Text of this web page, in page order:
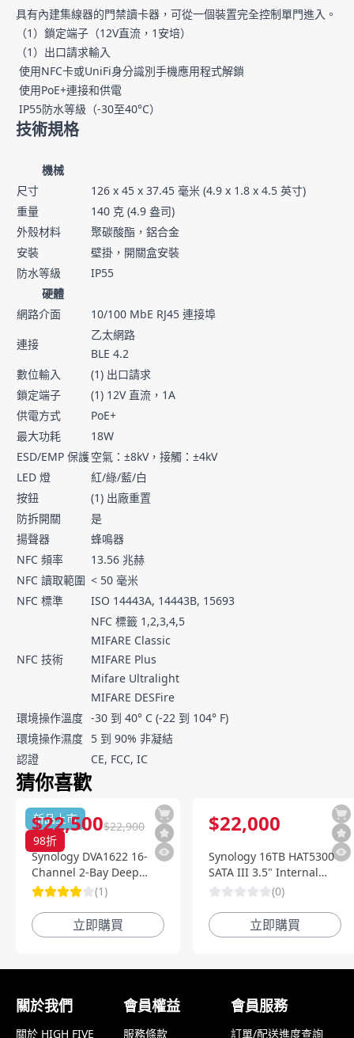
商品特色
具有內建集線器的門禁讀卡器，可從一個裝置完全控制單門進入。
（1）鎖定端子（12V直流，1安培）
（1）出口請求輸入
使用NFC卡或UniFi身分識別手機應用程式解鎖
使用PoE+連接和供電
IP55防水等級（-30至40°C）
技術規格
機械
尺寸
126 x 45 x 37.45 毫米 (4.9 x 1.8 x 4.5 英寸)
重量
140 克 (4.9 盎司)
外殼材料
聚碳酸酯，鋁合金
安裝
壁掛，開關盒安裝
防水等級
IP55
硬體
網路介面
10/100 MbE RJ45 連接埠
連接
乙太網路
BLE 4.2
數位輸入
(1) 出口請求
鎖定端子
(1) 12V 直流，1A
供電方式
PoE+
最大功耗
18W
ESD/EMP 保護空氣：±8kV，接觸：±4kV
LED 燈
紅/綠/藍/白
按鈕
(1) 出廠重置
防拆開關
是
揚聲器
蜂鳴器
NFC 頻率
13.56 兆赫
NFC 讀取範圍 < 50 毫米
NFC 標準
ISO 14443A, 14443B, 15693
NFC 技術
NFC 標籤 1,2,3,4,5
MIFARE Classic
MIFARE Plus
Mifare Ultralight
MIFARE DESFire
環境操作溫度 -30 到 40° C (-22 到 104° F)
環境操作濕度 5 到 90% 非凝結
認證
CE, FCC, IC
猜你喜歡
新品上市
98折
$22,500$22,900
Synology DVA1622 16-
Channel 2-Bay Deep
Learning NVR 深度智慧影
(1)
立即購買
$22,000
Synology 16TB HAT5300
SATA III 3.5" Internal
Enterprise HDD
(0)
立即購買
關於我們
關於 HIGH FIVE
會員權益
服務條款
會員服務
訂單/配送進度查詢